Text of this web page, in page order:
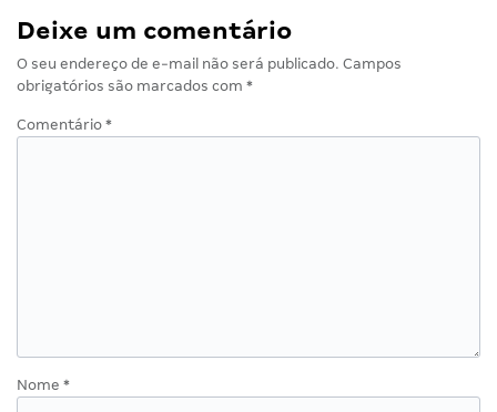
Deixe um comentário
O seu endereço de e-mail não será publicado. Campos
obrigatórios são marcados com *
Comentário *
Nome *